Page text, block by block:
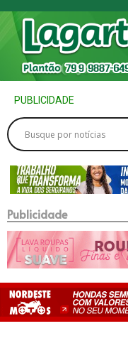
PUBLICIDADE
Publicidade